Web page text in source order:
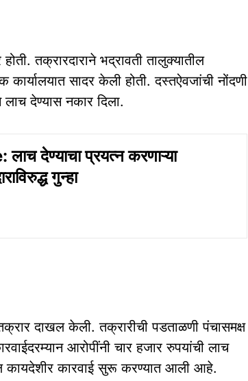
तक्रारदाराने भद्रावती तालुक्यातील
सादर केली होती. दस्तऐवजांची नोंदणी
देण्यास नकार दिला.
देण्याचा प्रयत्न करणाऱ्या
गुन्हा
दाखल केली. तक्रारीची पडताळणी पंचासमक्ष
आरोपींनी चार हजार रुपयांची लाच
कायदेशीर कारवाई सुरू करण्यात आली आहे.